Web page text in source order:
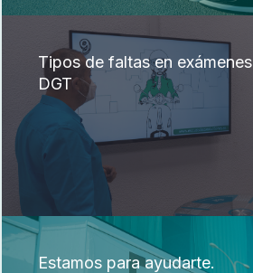
Tipos de faltas en exámenes
DGT
Estamos para ayudarte.